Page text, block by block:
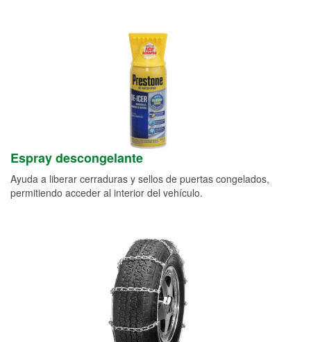
Espray descongelante
Ayuda a liberar cerraduras y sellos de puertas congelados,
permitiendo acceder al interior del vehículo.